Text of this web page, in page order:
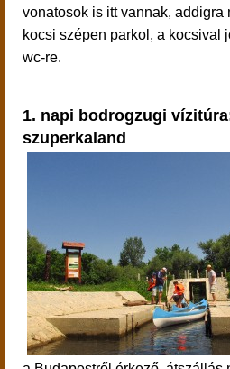
vonatosok is itt vannak, addigra
kocsi szépen parkol, a kocsival
wc-re.
1. napi bodrogzugi
szuperkaland